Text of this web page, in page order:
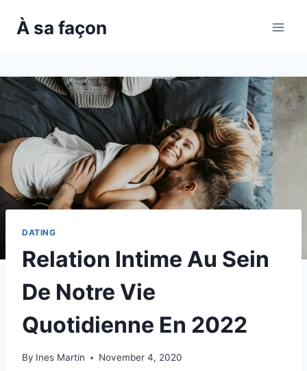
À sa façon
DATING
Relation Intime Au Sein
De Notre Vie
Quotidienne En 2022
By Ines Martin November 4, 2020